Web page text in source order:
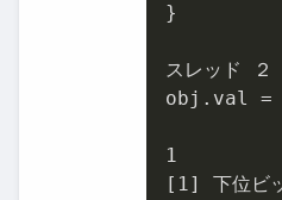
}
スレッド ２
obj.val =
1
[ 1